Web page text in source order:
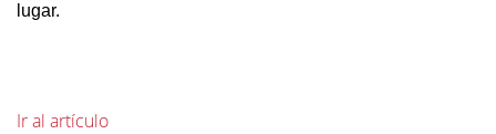
lugar.
Ir al artículo